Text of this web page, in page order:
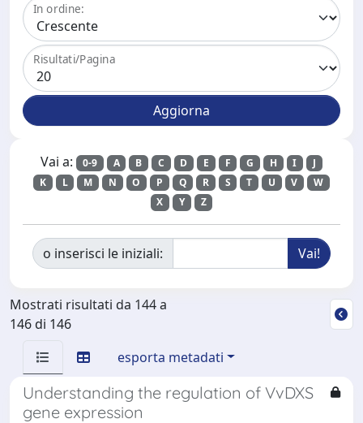
In ordine:
Risultati/Pagina
Vai a: 0-9 A B C D E F G H I
J
K
L M N O P Q R S T U V
W
X
Y Z
o inserisci le iniziali:
Mostrati risultati da 144 a
146 di 146
esporta metadati
Understanding the regulation of VvDXS
gene expression